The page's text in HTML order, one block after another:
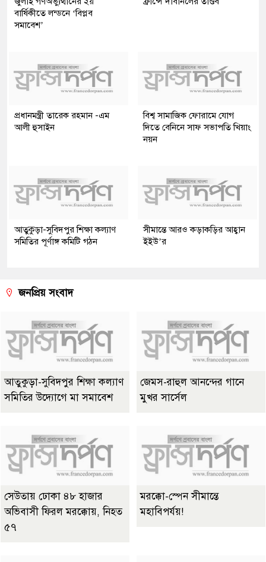
বার্ষিকীতে লন্ডনে ‘বিপ্লব
সমাবেশ’
প্রধানমন্ত্রী তারেক রহমান -এম
আলী হুসাইন
বিশ্ব সামাজিক ফোরামে যোগ
দিতে বেনিনে সাফ সভাপতি খিয়াং
নয়ন
আতুকুড়া-সুবিদপুর শিক্ষা কল্যাণ
সমিতির পূর্ণাঙ্গ কমিটি গঠন
সীমান্তে আরও কড়াকড়ির আহ্বান
ইইউ’র
জনপ্রিয় সংবাদ
আতুকুড়া-সুবিদপুর শিক্ষা কল্যাণ
সমিতির উদ্যোগে মা সমাবেশ
জেমস-রাহুল আনন্দের গানে
মুখর সার্সেল
সেউতায় ঢোকা ৪৮ হাজার
অভিবাসী ফিরল মরক্কোয়, নিহত
৫৭
মরক্কো-স্পেন সীমান্তে
মহাবিপর্যয়!